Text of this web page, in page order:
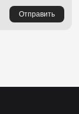
Отправить